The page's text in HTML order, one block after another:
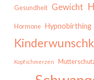
Gesundheit Gewicht
Hormone Hypnobirthing
Kopfschmerzen